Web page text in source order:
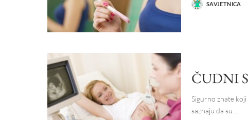
POSTED
BY
SAVJETNICA
ČUDNI
Sigurno znate
saznaju da su